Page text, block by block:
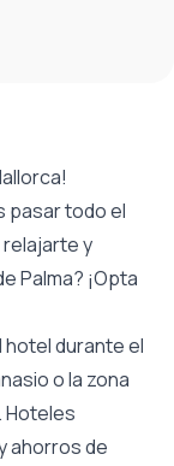
pasar todo el
relajarte y
Palma? ¡Opta
hotel durante el
o la zona
Hoteles
ahorros de